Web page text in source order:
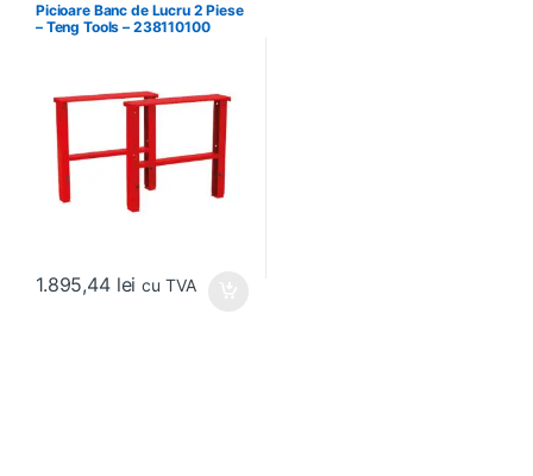
Picioare Banc de Lucru 2 Piese
– Teng Tools – 238110100
1.895,44 lei cu TVA